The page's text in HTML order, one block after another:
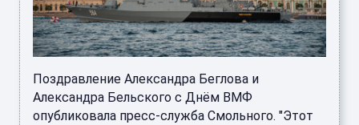
Поздравление Александра Беглова и
Александра Бельского с Днём ВМФ
опубликовала пресс-служба Смольного. "Этот